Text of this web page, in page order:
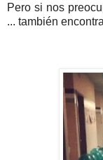
Pero si nos
... también